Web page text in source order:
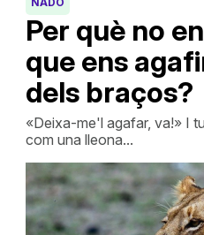
Per què no
que ens
dels braços?
«Deixa-me'l agafar, va!» I
com una lleona...